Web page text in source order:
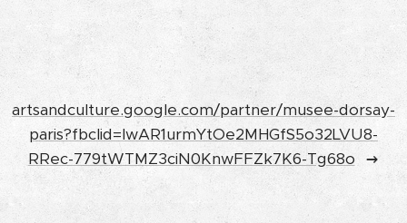
artsandculture.google.com/partner/musee-dorsay-
paris?fbclid=IwAR1urmYtOe2MHGfS5o32LVU8-
RRec-779tWTMZ3ciN0KnwFFZk7K6-Tg68o